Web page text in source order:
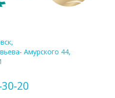
Амурского 44,
20